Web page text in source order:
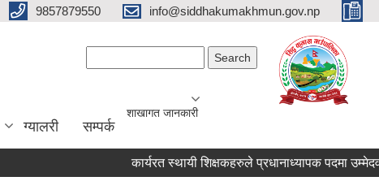
9857879550 info@siddhakumakhmun.gov.np
ग्यालरी सम्पर्क
शाखागत जानकारी
कार्यरत स्थायी शिक्षकहरुले प्रधानाध्यापक पदमा